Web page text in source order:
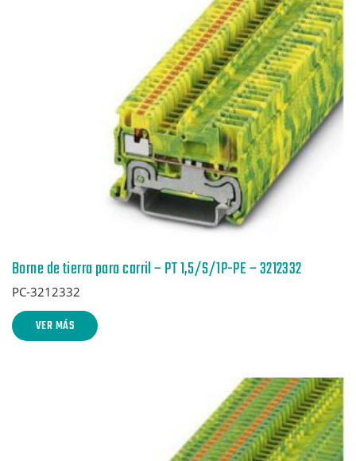
Borne de tierra para carril – PT 1,5/S/1P-PE – 3212332
PC-3212332
VER MÁS